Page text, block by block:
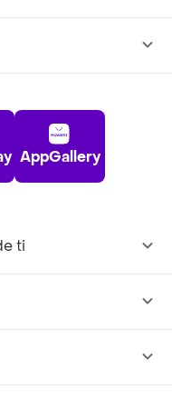
AppGallery
ti